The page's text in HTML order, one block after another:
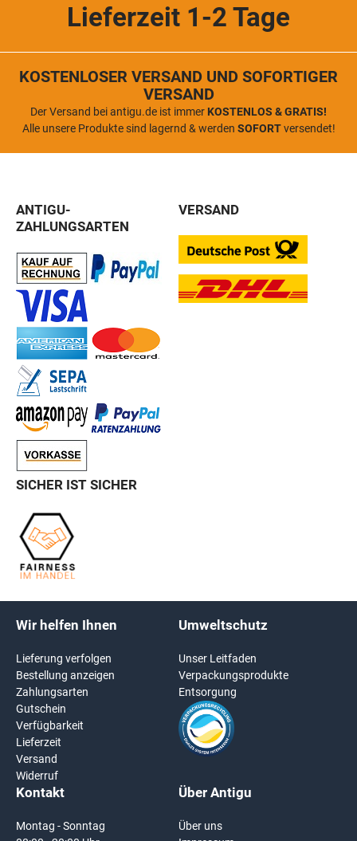
Lieferzeit 1-2 Tage
KOSTENLOSER VERSAND UND SOFORTIGER
VERSAND
Der Versand bei antigu.de ist immer KOSTENLOS & GRATIS!
Alle unsere Produkte sind lagernd & werden SOFORTversendet!
ANTIGU-
ZAHLUNGSARTEN
VERSAND
SICHER IST SICHER
Wir helfen Ihnen
Lieferung verfolgen
Bestellung anzeigen
Zahlungsarten
Gutschein
Verfügbarkeit
Lieferzeit
Versand
Widerruf
Umweltschutz
Unser Leitfaden
Verpackungsprodukte
Entsorgung
Kontakt
Montag - Sonntag
Über Antigu
Über uns